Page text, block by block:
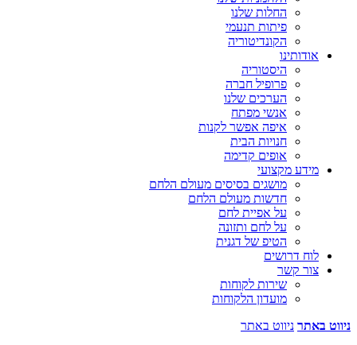
החלות שלנו
פיתות תנעמי
הקונדיטוריה
אודותינו
היסטוריה
פרופיל חברה
הערכים שלנו
אנשי מפתח
איפה אפשר לקנות
חנויות הבית
אופים קדימה
מידע מקצועי
מושגים בסיסים מעולם הלחם
חדשות מעולם הלחם
על אפיית לחם
על לחם ותזונה
הטיפ של דגנית
לוח דרושים
צור קשר
שירות לקוחות
מועדון הלקוחות
ניווט באתר ניווט באתר